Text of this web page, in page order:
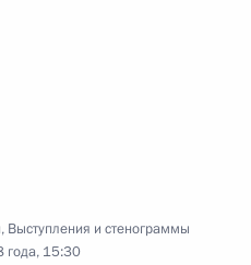
, Выступления и стенограммы
года, 15:30